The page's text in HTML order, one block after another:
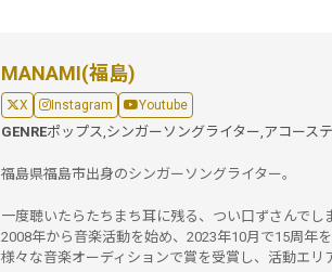
MANAMI(福島)
X Instagram Youtube
GENREポップス, シンガーソングライター, アコース
福島県福島市出身のシンガーソングライター。
一度聴いたらたちまち耳に残る、つい口ずさんで
2008年から音楽活動を始め、2023年10月で15周年
様々な音楽オーディションで賞を受賞し、活動エリ